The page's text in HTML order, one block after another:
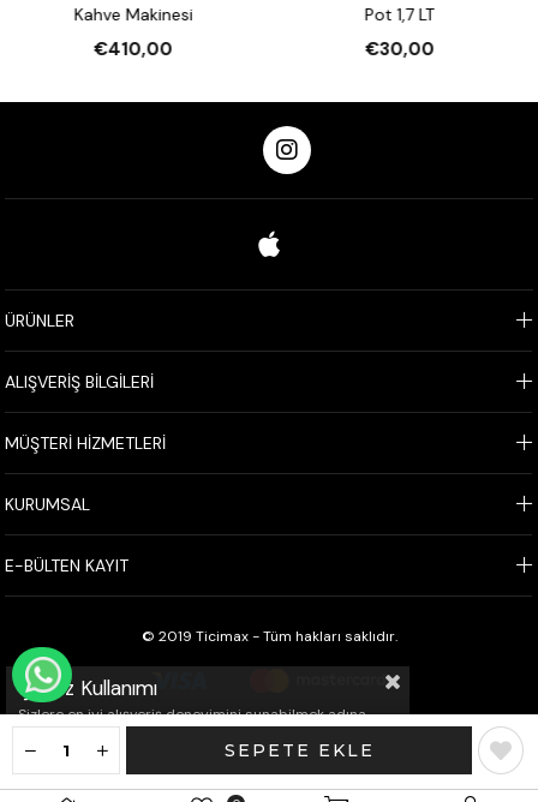
Kahve Kağıdı
ÜRÜNLER
ALIŞVERİŞ BİLGİLERİ
MÜŞTERİ HİZMETLERİ
KURUMSAL
E-BÜLTEN KAYIT
© 2019 Ticimax - Tüm hakları saklıdır.
Çerez Kullanımı
Sizlere en iyi alışveriş deneyimini sunabilmek adına
bilgi için Kvkk sözleşmesini inceleyebilirsiniz.